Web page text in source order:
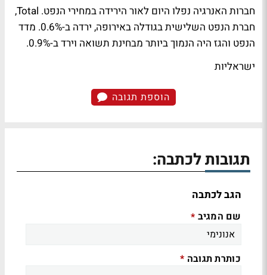
חברות האנרגיה נפלו היום לאור הירידה במחירי הנפט. Total,
חברת הנפט השלישית בגודלה באירופה, ירדה ב-0.6%. מדד
הנפט והגז היה הנמוך ביותר מבחינת תשואה וירד ב-0.9%.
ישראליות
הוספת תגובה
תגובות לכתבה:
הגב לכתבה
שם המגיב *
כותרת תגובה *